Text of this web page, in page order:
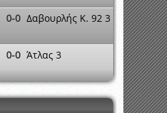
0-0 Δαβουρλής Κ. 92 3
0-0 Άτλας 3